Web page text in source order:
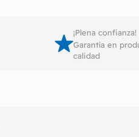
¡Plena confianza!
Garantía en
calidad